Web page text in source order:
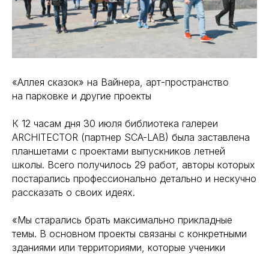
«Аллея сказок» на Вайнера, арт-пространство
на парковке и другие проекты
К 12 часам дня 30 июля библиотека галереи
ARCHITECTOR (партнер SCA-LAB) была заставлена
планшетами с проектами выпускников летней
школы. Всего получилось 29 работ, авторы которых
постарались профессионально детально и нескучно
рассказать о своих идеях.
«Мы старались брать максимально прикладные
темы. В основном проекты связаны с конкретными
зданиями или территориями, которые ученики